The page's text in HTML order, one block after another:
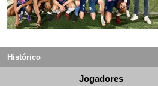
Histórico
Jogadores